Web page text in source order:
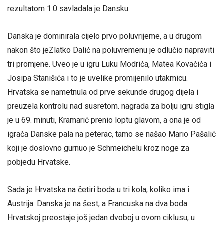
rezultatom 1:0 savladala je Dansku.
Danska je dominirala cijelo prvo poluvrijeme, a u drugom
nakon što jeZlatko Dalić na poluvremenu je odlučio napraviti
tri promjene. Uveo je u igru Luku Modrića, Matea Kovačića i
Josipa Stanišića i to je uvelike promijenilo utakmicu.
Hrvatska se nametnula od prve sekunde drugog dijela i
preuzela kontrolu nad susretom. nagrada za bolju igru stigla
je u 69. minuti, Kramarić prenio loptu glavom, a ona je od
igrača Danske pala na peterac, tamo se našao Mario Pašalić
koji je doslovno gurnuo je Schmeichelu kroz noge za
pobjedu Hrvatske.
Sada je Hrvatska na četiri boda u tri kola, koliko ima i
Austrija. Danska je na šest, a Francuska na dva boda.
Hrvatskoj preostaje još jedan dvoboj u ovom ciklusu, u